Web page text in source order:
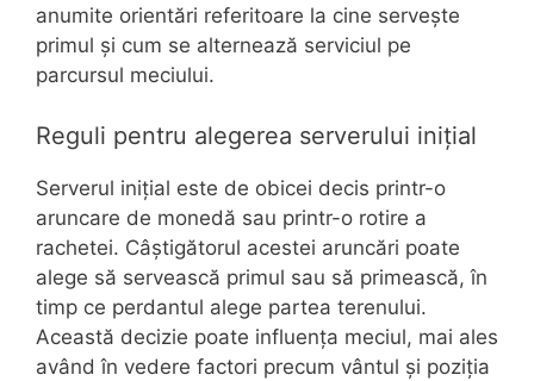
anumite orientări referitoare la cine servește
primul și cum se alternează serviciul pe
parcursul meciului.
Reguli pentru alegerea serverului inițial
Serverul inițial este de obicei decis printr-o
aruncare de monedă sau printr-o rotire a
rachetei. Câștigătorul acestei aruncări poate
alege să servească primul sau să primească, în
timp ce perdantul alege partea terenului.
Această decizie poate influența meciul, mai ales
având în vedere factori precum vântul și poziția